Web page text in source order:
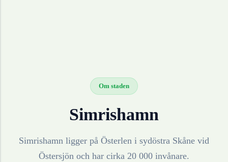
Om staden
Simrishamn
Simrishamn ligger på Österlen i sydöstra Skåne vid
Östersjön och har cirka 20 000 invånare.